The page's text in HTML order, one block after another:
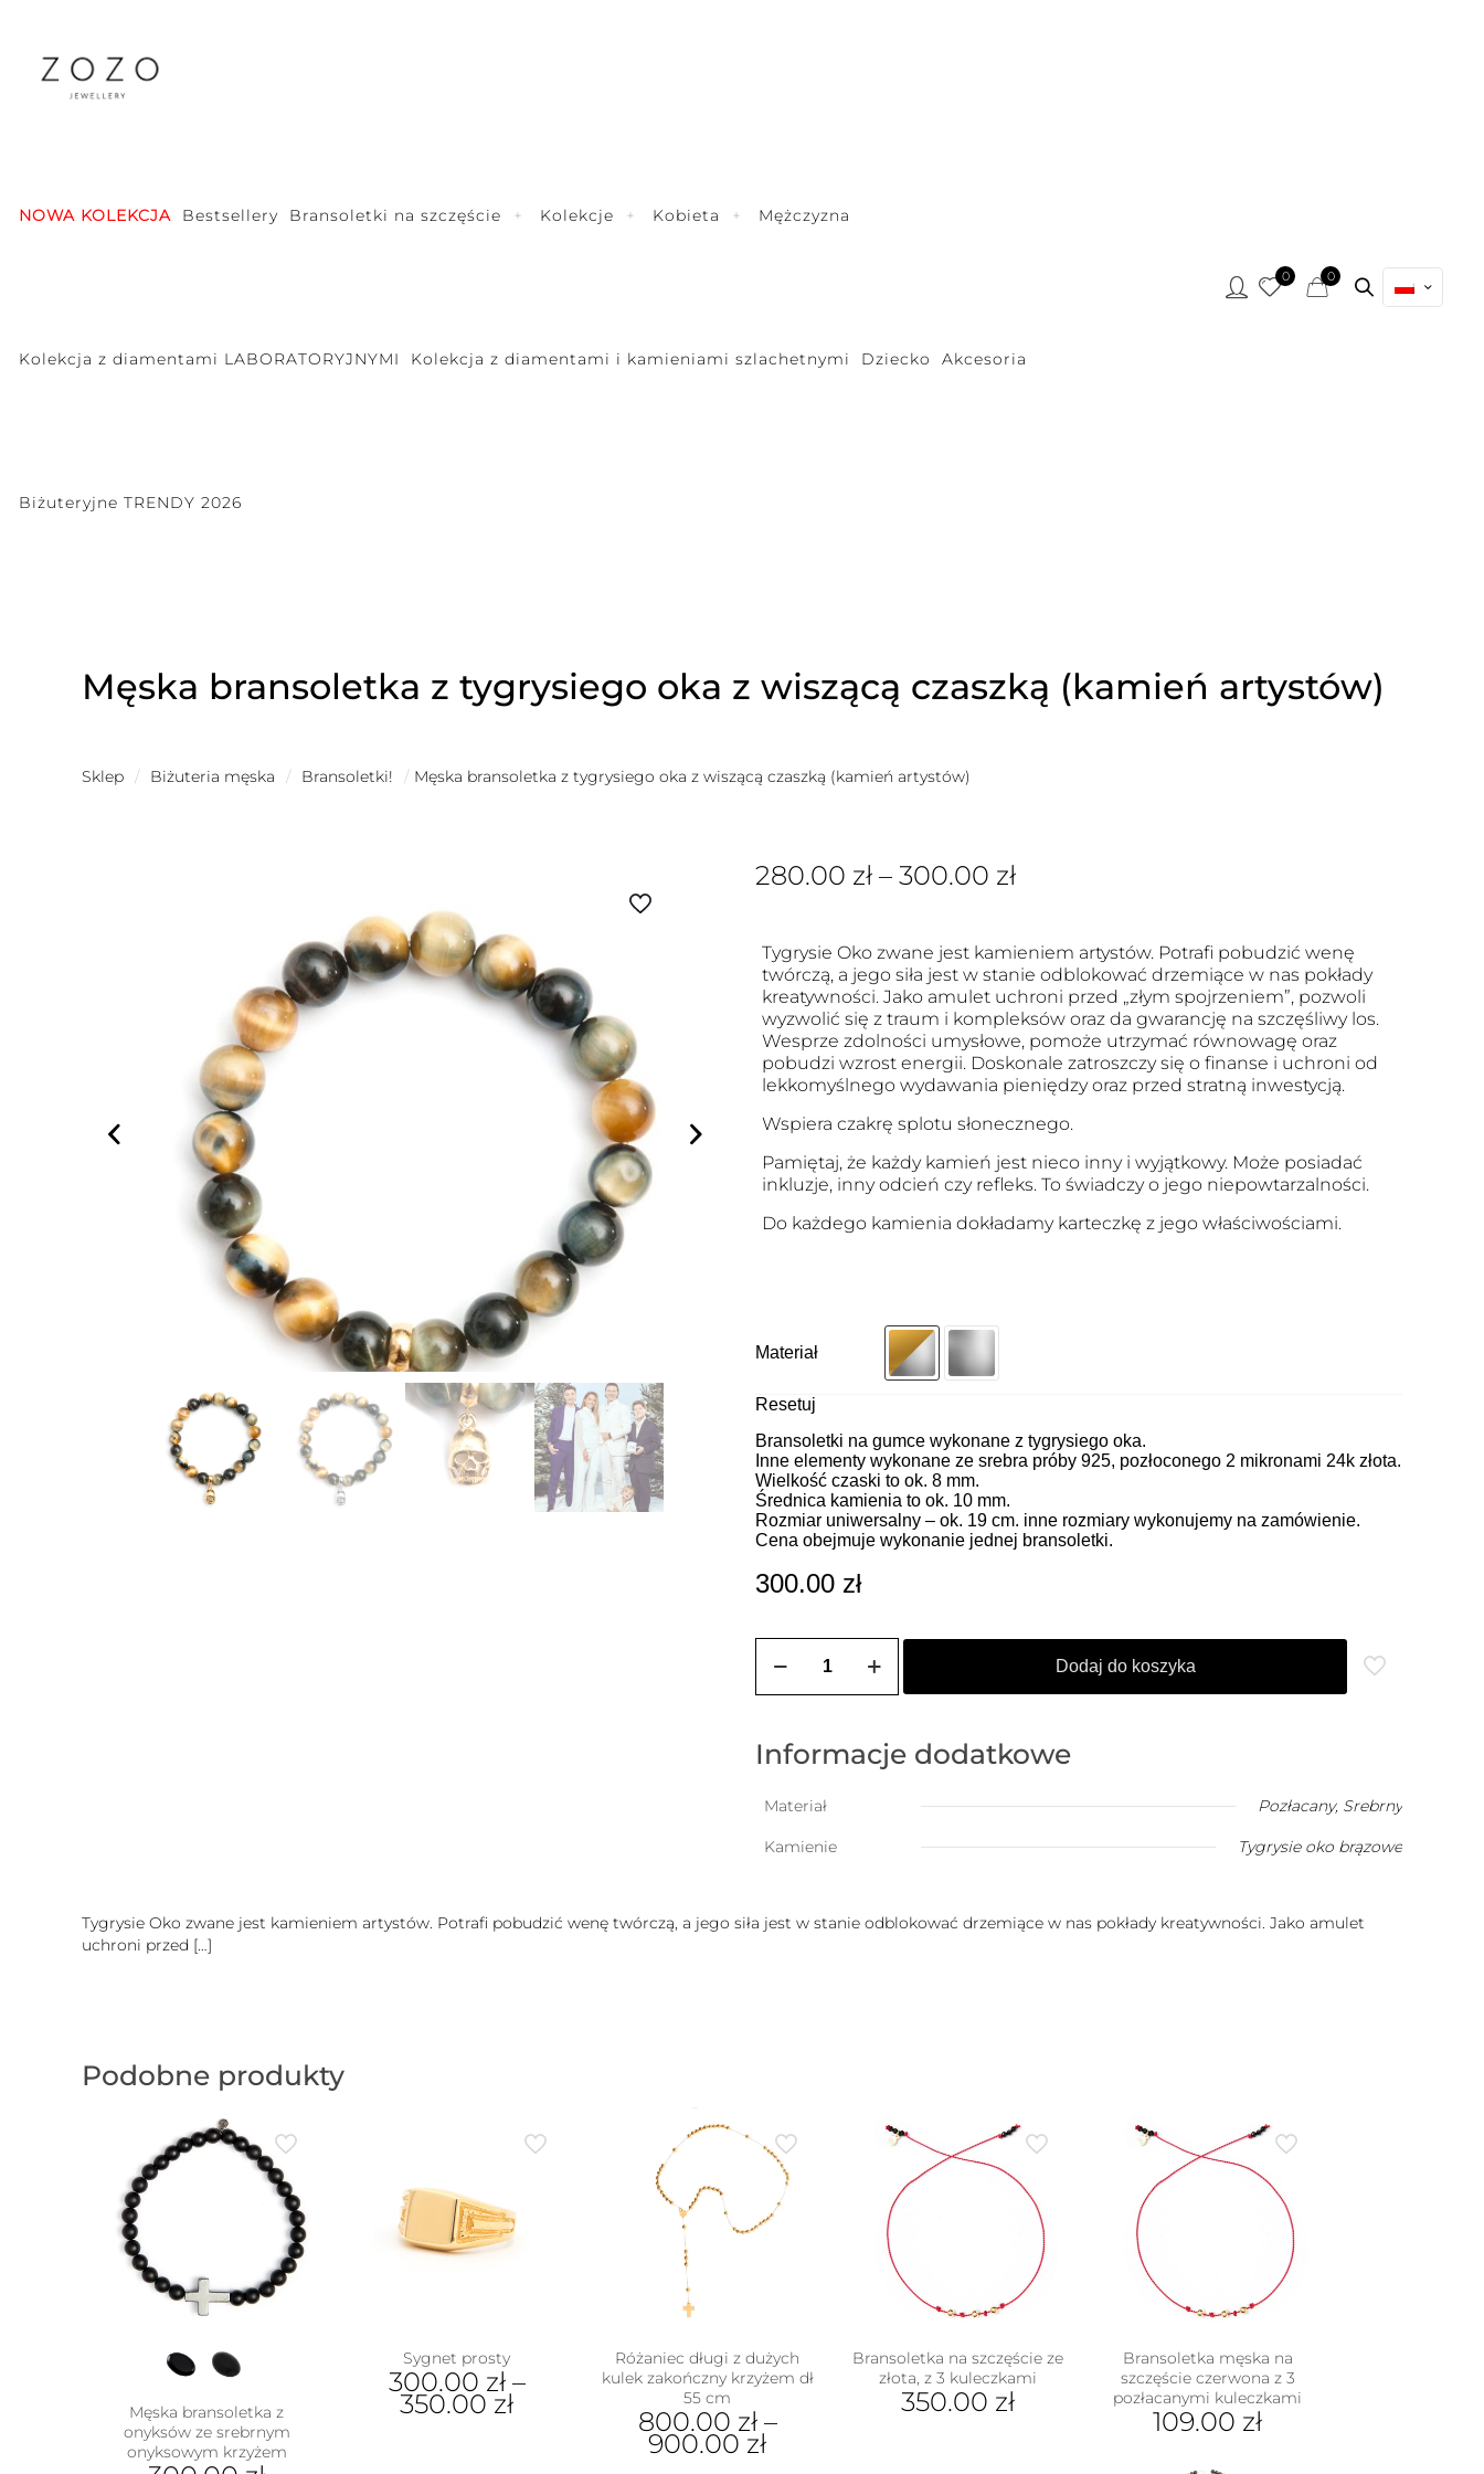
NOWA KOLEKCJA Bestsellery Bransoletki na szczęście Kolekcje Kobieta Mężczyzna
Kolekcja z diamentami LABORATORYJNYMI Kolekcja z diamentami i kamieniami szlachetnymi Dziecko Akcesoria
Biżuteryjne TRENDY 2026
0 0
Męska bransoletka z tygrysiego oka z wiszącą czaszką (kamień artystów)
Sklep / Biżuteria męska / Bransoletki! / Męska bransoletka z tygrysiego oka z wiszącą czaszką (kamień artystów)
280.00 zł – 300.00 zł
Tygrysie Oko zwane jest kamieniem artystów. Potrafi pobudzić wenę
twórczą, a jego siła jest w stanie odblokować drzemiące w nas pokłady
kreatywności. Jako amulet uchroni przed „złym spojrzeniem”, pozwoli
wyzwolić się z traum i kompleksów oraz da gwarancję na szczęśliwy los.
Wesprze zdolności umysłowe, pomoże utrzymać równowagę oraz
pobudzi wzrost energii. Doskonale zatroszczy się o finanse i uchroni od
lekkomyślnego wydawania pieniędzy oraz przed stratną inwestycją.
Wspiera czakrę splotu słonecznego.
Pamiętaj, że każdy kamień jest nieco inny i wyjątkowy. Może posiadać
inkluzje, inny odcień czy refleks. To świadczy o jego niepowtarzalności.
Do każdego kamienia dokładamy karteczkę z jego właściwościami.
Materiał
Resetuj
Bransoletki na gumce wykonane z tygrysiego oka.
Inne elementy wykonane ze srebra próby 925, pozłoconego 2 mikronami 24k złota.
Wielkość czaski to ok. 8 mm.
Średnica kamienia to ok. 10 mm.
Rozmiar uniwersalny – ok. 19 cm. inne rozmiary wykonujemy na zamówienie.
Cena obejmuje wykonanie jednej bransoletki.
300.00 zł
Męska
oka
z
czaszką
artystów)
Dodaj do koszyka
Informacje dodatkowe
Materiał Pozłacany, Srebrny
Kamienie Tygrysie oko brązowe
Tygrysie Oko zwane jest kamieniem artystów. Potrafi pobudzić wenę twórczą, a jego siła jest w stanie odblokować drzemiące w nas pokłady kreatywności. Jako amulet
uchroni przed […]
Podobne produkty
Męska bransoletka z
onyksów ze srebrnym
onyksowym krzyżem
Sygnet prosty
300.00 zł–
350.00 zł
Różaniec długi z dużych
kulek zakończny krzyżem dł
55 cm
800.00 zł–
900.00 zł
Bransoletka na szczęście ze
złota, z 3 kuleczkami
350.00 zł
Bransoletka męska na
szczęście czerwona z 3
pozłacanymi kuleczkami
109.00 zł